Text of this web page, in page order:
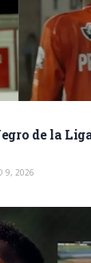
de la
9, 2026